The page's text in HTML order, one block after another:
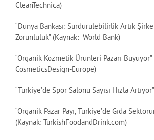
CleanTechnica)
“Dünya Bankası: Sürdürülebilirlik Artık
Zorunluluk” (Kaynak: World Bank)
“Organik Kozmetik Ürünleri Pazarı Büyüyor”
CosmeticsDesign-Europe)
“Türkiye’de Spor Salonu Sayısı Hızla
“Organik Pazar Payı, Türkiye’de Gıda
(Kaynak: TurkishFoodandDrink.com)